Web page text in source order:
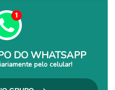
DO WHATSAPP
pelo celular!